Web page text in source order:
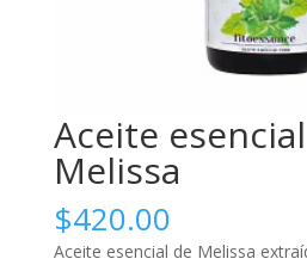
Aceite
Melissa
$420.00
Aceite esencial de Melissa